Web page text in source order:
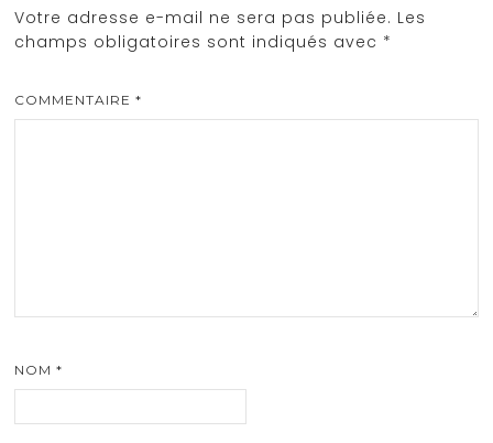
Votre adresse e-mail ne sera pas publiée. Les
champs obligatoires sont indiqués avec *
COMMENTAIRE*
NOM*